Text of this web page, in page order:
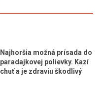
Najhoršia možná prísada do
paradajkovej polievky. Kazí
chuť a je zdraviu škodlivý